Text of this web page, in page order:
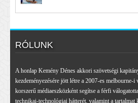
RÓLUNK
A honlap Kemény Dénes akkori szövetségi
kezdeményezésére jött létre a 2007-es melbourne-
korszerű médiaeszközként segítse a férfi
technikai-technológiai hátterét, valamint a tartalmat